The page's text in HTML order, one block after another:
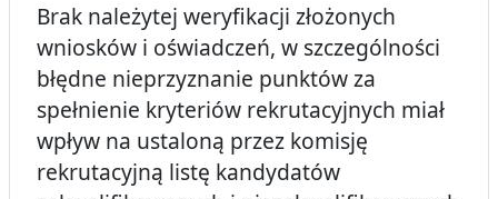
Brak należytej weryfikacji złożonych
wniosków i oświadczeń, w szczególności
błędne nieprzyznanie punktów za
spełnienie kryteriów rekrutacyjnych miał
wpływ na ustaloną przez komisję
rekrutacyjną listę kandydatów